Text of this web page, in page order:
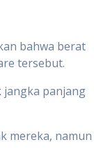
bahwa berat
tersebut.
jangka panjang
mereka, namun